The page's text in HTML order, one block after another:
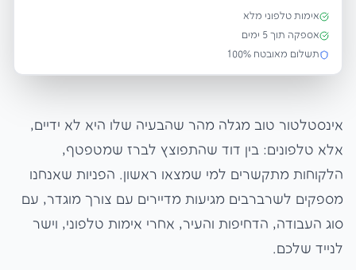
אימות טלפוני מלא
אספקה תוך 5 ימים
תשלום מאובטח 100%
אינסטלטור טוב מגלה מהר שהבעיה שלו היא לא ידיים,
אלא טלפונים: בין דוד שהתפוצץ לברז שמטפטף,
הלקוחות מתקשרים למי שמצאו ראשון. הפניות שאנחנו
מספקים לשרברבים מגיעות מדיירים עם צורך מוגדר, עם
סוג העבודה, הדחיפות והעיר, אחרי אימות טלפוני, וישר
לנייד שלכם.